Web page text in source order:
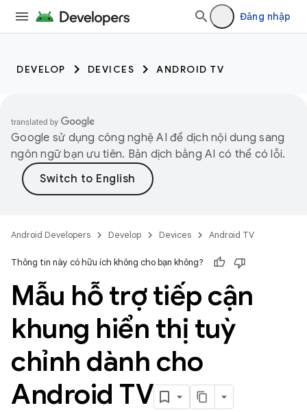
Đăng nhập
DEVELOP DEVICES ANDROID TV
Google sử dụng công nghệ AI để dịch nội dung sang
ngôn ngữ bạn ưu tiên. Bản dịch bằng AI có thể có lỗi.
Android Developers Develop Devices Android TV
Thông tin này có hữu ích không cho bạn không?
Mẫu hỗ trợ tiếp cận
khung hiển thị tuỳ
chỉnh dành cho
Android TV